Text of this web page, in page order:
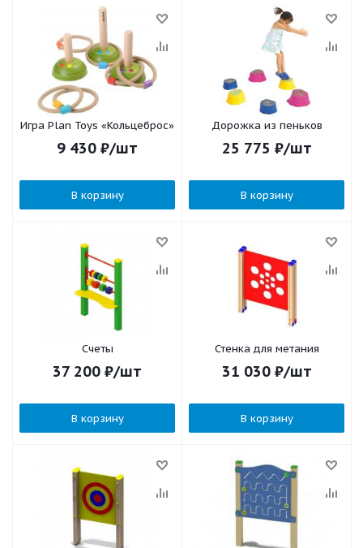
Игра Plan Toys «Кольцеброс»
9 430 ₽/шт
В корзину
Дорожка из пеньков
25 775 ₽/шт
В корзину
Счеты
37 200 ₽/шт
В корзину
Стенка для метания
31 030₽/шт
В корзину